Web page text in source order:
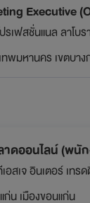
Executive
ทพมหานคร เขตบาง
ดออนไลน์ (พนั
อสเจ อินเตอร์ เทร
ก่น เมืองขอนแก่น